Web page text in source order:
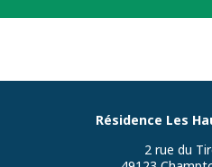
Résidence Les
2 rue du